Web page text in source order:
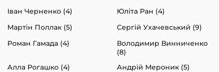
Іван Черненко (4)
Юліта Ран (4)
Мартін Поллак (5)
Сергій Ухачевський (9)
Роман Гамада (4)
Володимир Винниченко
(8)
Алла Рогашко (4)
Андрій Мероник (5)